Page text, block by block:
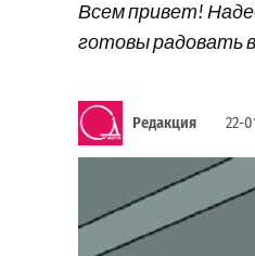
Всем привет!
готовы радовать
Редакция 22-